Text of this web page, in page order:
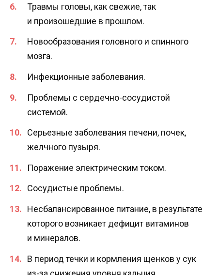
Травмы головы, как свежие, так
и произошедшие в прошлом.
Новообразования головного и спинного
мозга.
Инфекционные заболевания.
Проблемы с сердечно-сосудистой
системой.
Серьезные заболевания печени, почек,
желчного пузыря.
Поражение электрическим током.
Сосудистые проблемы.
Несбалансированное питание, в результате
которого возникает дефицит витаминов
и минералов.
В период течки и кормления щенков у сук